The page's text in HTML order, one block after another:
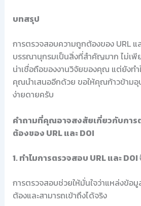
บทสรุป
การตรวจสอบความถูกต้องของ URL แล
บรรณานุกรมเป็นสิ่งที่สำคัญมาก ไม่เพี
น่าเชื่อถือของงานวิจัยของคุณ แต่ยังท
คุณนำเสนออีกด้วย ขอให้คุณก้าวข้ามอุ
ง่ายดายครับ
คำถามที่คุณอาจสงสัยเกี่ยวกับการ
ต้องของ URL และ DOI
1. ทำไมการตรวจสอบ URL และ
การตรวจสอบช่วยให้มั่นใจว่าแหล่งข้
ต้องและสามารถเข้าถึงได้จริง